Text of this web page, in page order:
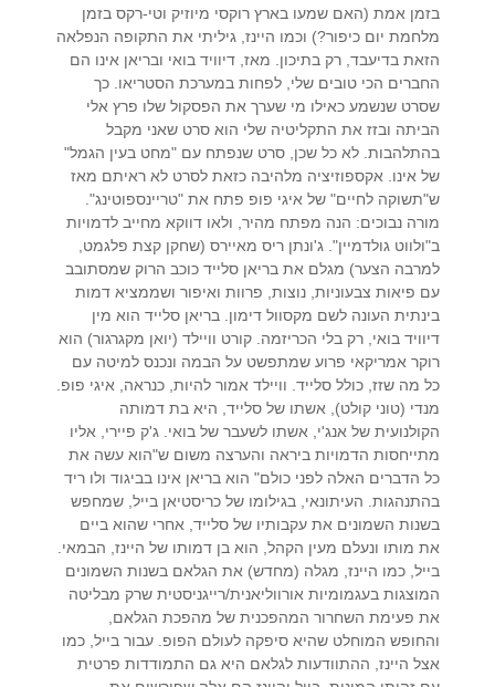
בזמן אמת (האם שמעו בארץ רוקסי מיוזיק וטי-רקס בזמן
מלחמת יום כיפור?) וכמו היינז, גיליתי את התקופה הנפלאה
הזאת בדיעבד, רק בתיכון. מאז, דיוויד בואי ובריאן אינו הם
החברים הכי טובים שלי, לפחות במערכת הסטריאו. כך
שסרט שנשמע כאילו מי שערך את הפסקול שלו פרץ אלי
הביתה ובזז את התקליטיה שלי הוא סרט שאני מקבל
בהתלהבות. לא כל שכן, סרט שנפתח עם "מחט בעין הגמל"
של אינו. אקספוזיציה מלהיבה כזאת לסרט לא ראיתם מאז
ש"תשוקה לחיים" של איגי פופ פתח את "טריינספוטינג".
מורה נבוכים: הנה מפתח מהיר, ולאו דווקא מחייב לדמויות
ב"ולווט גולדמיין". ג'ונתן ריס מאיירס (שחקן קצת פלגמט,
למרבה הצער) מגלם את בריאן סלייד כוכב הרוק שמסתובב
עם פיאות צבעוניות, נוצות, פרוות ואיפור ושממציא דמות
בינתית העונה לשם מקסוול דימון. בריאן סלייד הוא מין
דיוויד בואי, רק בלי הכריזמה. קורט וויילד (יואן מקגרגור) הוא
רוקר אמריקאי פרוע שמתפשט על הבמה ונכנס למיטה עם
כל מה שזז, כולל סלייד. וויילד אמור להיות, כנראה, איגי פופ.
מנדי (טוני קולט), אשתו של סלייד, היא בת דמותה
הקולנועית של אנג'י, אשתו לשעבר של בואי. ג'ק פיירי, אליו
מתייחסות הדמויות ביראה והערצה משום ש"הוא עשה את
כל הדברים האלה לפני כולם" הוא בריאן אינו בביגוד ולו ריד
בהתנהגות. העיתונאי, בגילומו של כריסטיאן בייל, שמחפש
בשנות השמונים את עקבותיו של סלייד, אחרי שהוא ביים
את מותו ונעלם מעין הקהל, הוא בן דמותו של היינז, הבמאי.
בייל, כמו היינז, מגלה (מחדש) את הגלאם בשנות השמונים
המוצגות בעגמומיות אורווליאנית/רייגניסטית שרק מבליטה
את פעימת השחרור המהפכנית של מהפכת הגלאם,
והחופש המוחלט שהיא סיפקה לעולם הפופ. עבור בייל, כמו
אצל היינז, ההתוודעות לגלאם היא גם התמודדות פרטית